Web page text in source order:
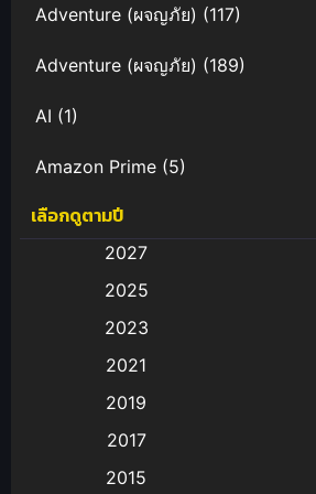
Adventure (ผจญภัย) (117)
Adventure (ผจญภัย) (189)
AI (1)
Amazon Prime (5)
Anal (ประตูหลัง)
Animation การ์ตูน
Animation อนิเมะ
Animation แอนิเมชัน
เลือกดูตามปี
2027
2025
2023
2021
2019
2017
2015